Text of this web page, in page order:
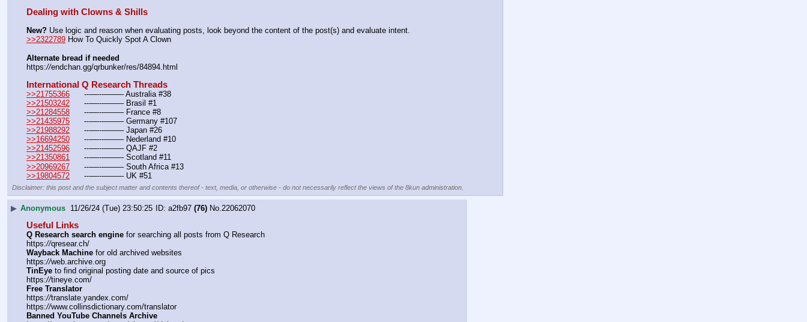
Dealing with Clowns & Shills
New? Use logic and reason when evaluating posts, look beyond the content of the post(s) and evaluate intent.
>>2322789 How To Quickly Spot A Clown
Alternate bread if needed
https://endchan.gg/qrbunker/res/84894.html
International Q Research Threads
>>21755366
	---—--——– Australia #38
>>21503242
	---—--——– Brasil #1
>>21284558
	---—--——– France #8
>>21435975
	---—--——– Germany #107
>>21988292
	---—--——– Japan #26
>>16694250
	---—--——– Nederland #10
>>21452596
---—--——– QAJF #2
>>21350861
	---—--——– Scotland #11
>>20969267
	---—--——– South Africa #13
>>19804572
	---—--——– UK #51
Disclaimer: this post and the subject matter and contents thereof - text, media, or otherwise - do not necessarily reflect the views of the 8kun administration.
▶ Anonymous 11/26/24 (Tue) 23:50:25 a2fb97 (76) No.22062070
Useful Links
Q Research search engine for searching all posts from Q Research
https://qresear.ch/
Wayback Machine for old archived websites
https://web.archive.org
TinEye to find original posting date and source of pics
https://tineye.com/
Free Translator
https://translate.yandex.com/
https://www.collinsdictionary.com/translator
Banned YouTube Channels Archive